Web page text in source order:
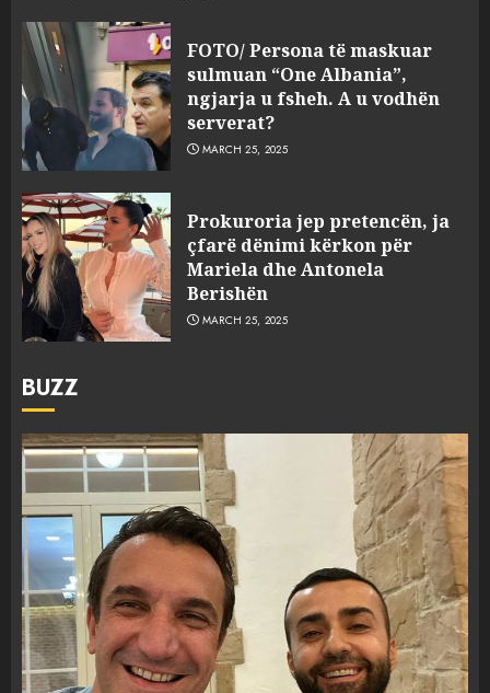
FOTO/ Persona të maskuar
sulmuan “One Albania”,
ngjarja u fsheh. A u vodhën
serverat?
MARCH 25, 2025
Prokuroria jep pretencën, ja
çfarë dënimi kërkon për
Mariela dhe Antonela
Berishën
MARCH 25, 2025
BUZZ